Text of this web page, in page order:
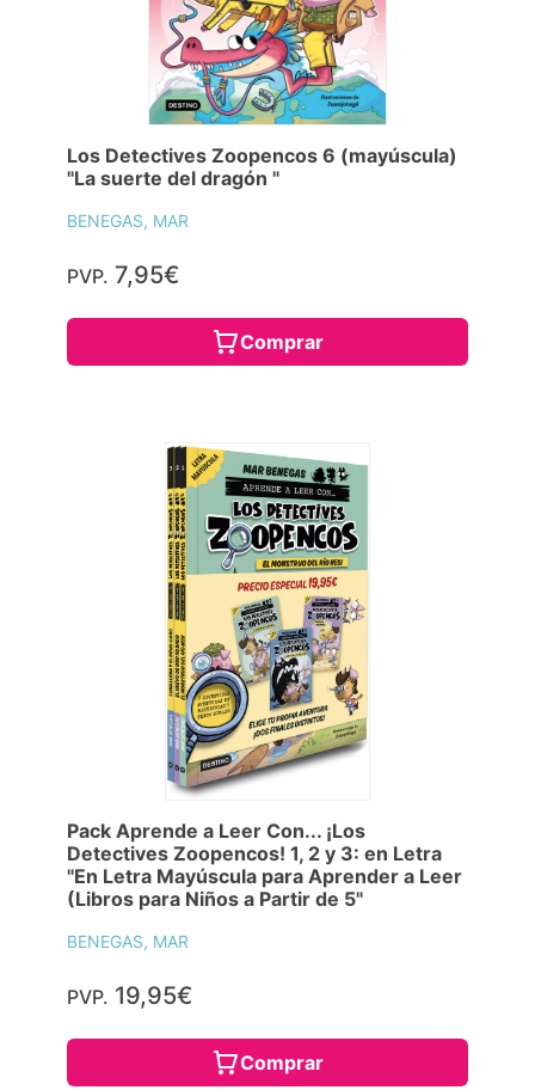
Los Detectives Zoopencos 6 (mayúscula)
"La suerte del dragón "
BENEGAS, MAR
PVP. 7,95€
Comprar
Pack Aprende a Leer Con... ¡Los
Detectives Zoopencos! 1, 2 y 3: en Letra
"En Letra Mayúscula para Aprender a Leer
(Libros para Niños a Partir de 5"
BENEGAS, MAR
PVP. 19,95€
Comprar